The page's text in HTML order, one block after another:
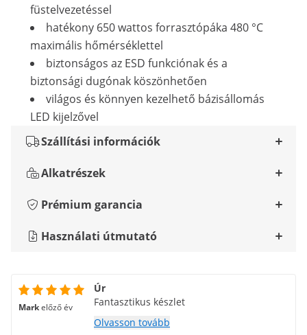
füstelvezetéssel
hatékony 650 wattos forrasztópáka 480 °C
maximális hőmérséklettel
biztonságos az ESD funkciónak és a
biztonsági dugónak köszönhetően
világos és könnyen kezelhető bázisállomás
LED kijelzővel
Szállítási információk
Alkatrészek
Prémium garancia
Használati útmutató
Markelőző év
Úr
Fantasztikus készlet
Olvasson tovább